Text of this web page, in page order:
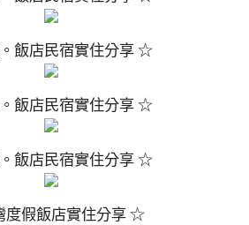
飯店民宿實住分享 ☆
飯店民宿實住分享 ☆
飯店民宿實住分享 ☆
假飯店實住分享 ☆